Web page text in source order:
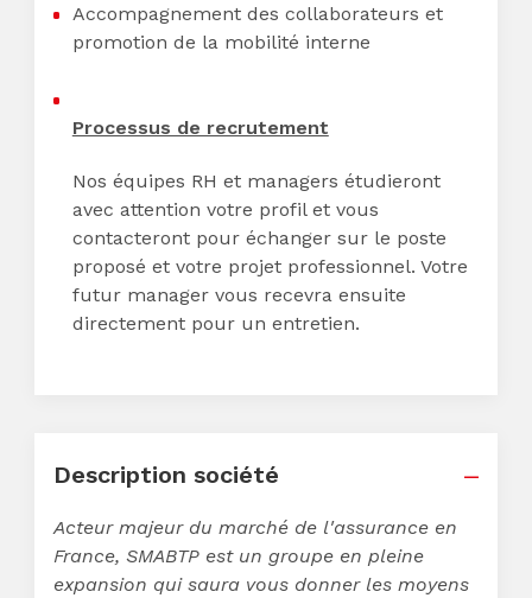
Accompagnement des collaborateurs et
promotion de la mobilité interne
Processus de recrutement
Nos équipes RH et managers étudieront
avec attention votre profil et vous
contacteront pour échanger sur le poste
proposé et votre projet professionnel. Votre
futur manager vous recevra ensuite
directement pour un entretien.
Description société
Acteur majeur du marché de l'assurance en
France, SMABTP est un groupe en pleine
expansion qui saura vous donner les moyens